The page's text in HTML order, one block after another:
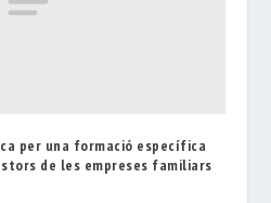
per una formació específica
de les empreses familiars